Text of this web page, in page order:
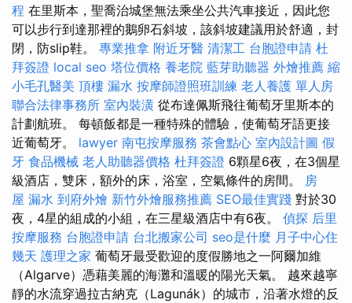
程 在里斯本，聖喬治城堡無法乘坐公共汽車接近，因此您
可以步行到達那裡的鵝卵石斜坡，該斜坡建議用於舒適，封
閉，防slip鞋。 專業推拿 附近牙醫 清潔工 台胞證申請 杜
拜簽證 local seo 塔位價格 養老院 藍芽助聽器 外燴推薦 縮
小毛孔醫美 頂樓 漏水 按摩師證照班訓練 老人養護 單人房
聯合法律事務所 室內裝潢 從布達佩斯飛往葡萄牙里斯本的
計劃航班。 每頓飯都是一種特殊的體驗，使葡萄牙語更接
近葡萄牙。 lawyer 南屯按摩服務 茶會點心 室內設計圖 假
牙 食品機械 老人助聽器價格 杜拜簽證 6顆星6夜，在3個星
級酒店，雙床，額外的床，浴室，空氣條件的房間。 房
屋 漏水 到府外燴 新竹外燴服務推薦 SEO最佳實踐 對於30
夜，4星的組成的小組，在三星級酒店中有6夜。 偵探 后里
按摩服務 台胞證申請 台北搬家公司 seo是什麼 月子中心住
幾天 護理之家 葡萄牙最受歡迎的度假勝地之一阿爾加維
（Algarve）憑藉美麗的海灘和溫暖的陽光天氣。 越來越寧
靜的水流穿過拉古納克（Lagunák）的城市，沿著水燈的反